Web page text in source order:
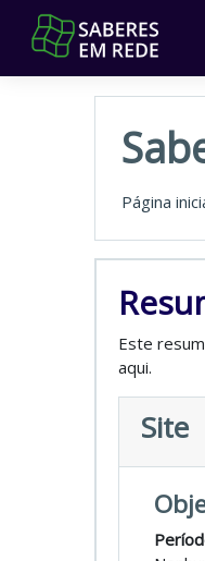
Página
Este
aqui.
Site